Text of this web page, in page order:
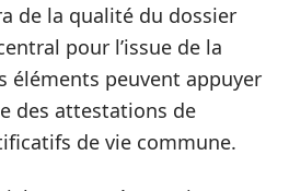
de la qualité du dossier
pour l’issue de la
éléments peuvent appuyer
des attestations de
de vie commune.